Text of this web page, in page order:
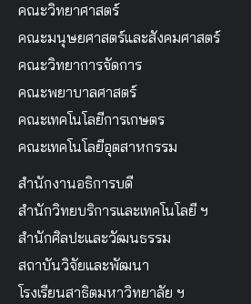
คณะวิทยาศาสตร์
คณะมนุษยศาสตร์และสังคมศาสตร์
คณะวิทยาการจัดการ
คณะพยาบาลศาสตร์
คณะเทคโนโลยีการเกษตร
คณะเทคโนโลยีอุตสาหกรรม
สำนักงานอธิการบดี
สำนักวิทยบริการและเทคโนโลยี ฯ
สำนักศิลปะและวัฒนธรรม
สถาบันวิจัยและพัฒนา
โรงเรียนสาธิตมหาวิทยาลัย ฯ